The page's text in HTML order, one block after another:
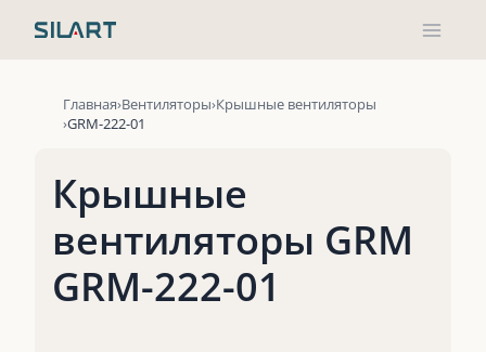
Главная Вентиляторы Крышные вентиляторы
GRM-222-01
Крышные
вентиляторы GRM
GRM-222-01